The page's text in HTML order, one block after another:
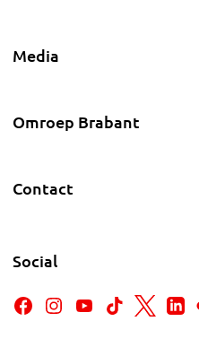
Media
Omroep Brabant
Contact
Social